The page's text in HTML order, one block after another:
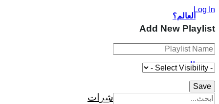
العالم؟
المزيد
إفريقيا في المؤشرات
Log In
Add New Playlist